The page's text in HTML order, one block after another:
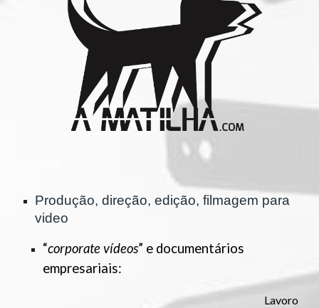
Produção, direção, edição, filmagem para
video
“corporate vídeos” e documentários
empresariais:
Lavoro